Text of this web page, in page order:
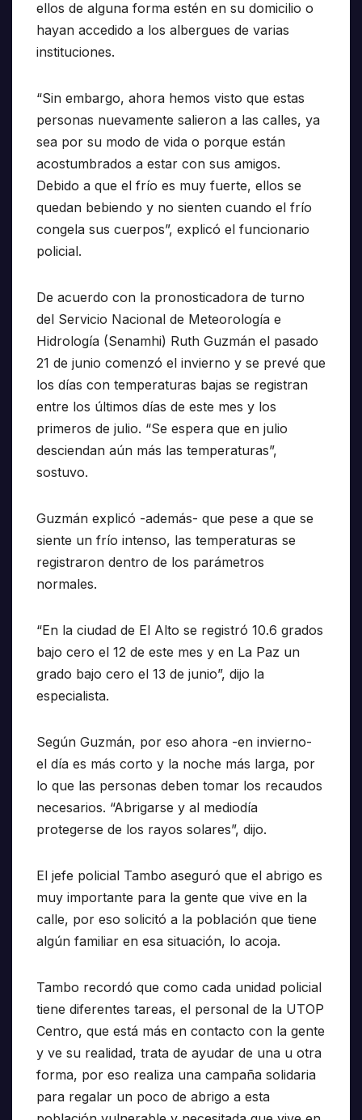
ellos de alguna forma estén en su domicilio o
hayan accedido a los albergues de varias
instituciones.
“Sin embargo, ahora hemos visto que estas
personas nuevamente salieron a las calles, ya
sea por su modo de vida o porque están
acostumbrados a estar con sus amigos.
Debido a que el frío es muy fuerte, ellos se
quedan bebiendo y no sienten cuando el frío
congela sus cuerpos”, explicó el funcionario
policial.
De acuerdo con la pronosticadora de turno
del Servicio Nacional de Meteorología e
Hidrología (Senamhi) Ruth Guzmán el pasado
21 de junio comenzó el invierno y se prevé que
los días con temperaturas bajas se registran
entre los últimos días de este mes y los
primeros de julio. “Se espera que en julio
desciendan aún más las temperaturas”,
sostuvo.
Guzmán explicó -además- que pese a que se
siente un frío intenso, las temperaturas se
registraron dentro de los parámetros
normales.
“En la ciudad de El Alto se registró 10.6 grados
bajo cero el 12 de este mes y en La Paz un
grado bajo cero el 13 de junio”, dijo la
especialista.
Según Guzmán, por eso ahora -en invierno-
el día es más corto y la noche más larga, por
lo que las personas deben tomar los recaudos
necesarios. “Abrigarse y al mediodía
protegerse de los rayos solares”, dijo.
El jefe policial Tambo aseguró que el abrigo es
muy importante para la gente que vive en la
calle, por eso solicitó a la población que tiene
algún familiar en esa situación, lo acoja.
Tambo recordó que como cada unidad policial
tiene diferentes tareas, el personal de la UTOP
Centro, que está más en contacto con la gente
y ve su realidad, trata de ayudar de una u otra
forma, por eso realiza una campaña solidaria
para regalar un poco de abrigo a esta